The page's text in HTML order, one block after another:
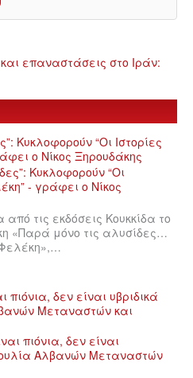
Κυκλοφορούν “Οι Ιστορίες
ο Νίκος Ξηρουδάκης
τις εκδόσεις Κουκκίδα το
«Παρά μόνο τις αλυσίδες…
Φελέκη»,…
δεν είναι υβριδικά
Μεταναστών και